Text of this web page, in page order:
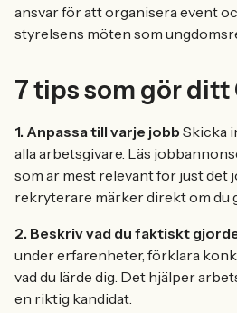
ansvar för att organisera event
styrelsens möten som
7 tips som gör ditt
1. Anpassa till varje jobb Skicka
alla arbetsgivare. Läs
som är mest relevant för just det
rekryterare märker direkt om du
2. Beskriv vad du faktiskt
under erfarenheter, förklara
vad du lärde dig. Det hjälper
en riktig kandidat.